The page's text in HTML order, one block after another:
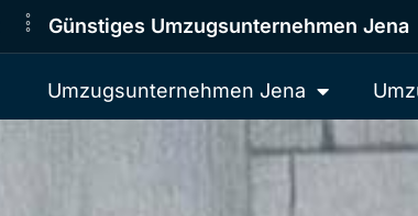
Günstiges Umzugsunternehmen Jena
Umzugsunternehmen Jena